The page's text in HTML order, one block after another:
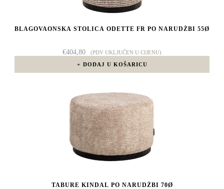
BLAGOVAONSKA STOLICA ODETTE FR PO NARUDŽBI 55Ø
€404,80
(PDV UKLJUČEN U CIJENU)
DODAJ U KOŠARICU
TABURE KINDAL PO NARUDŽBI 70Ø